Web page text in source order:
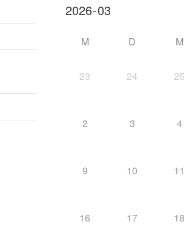
M D M
23 24 25
2 3 4
9 10 11
16 17 18